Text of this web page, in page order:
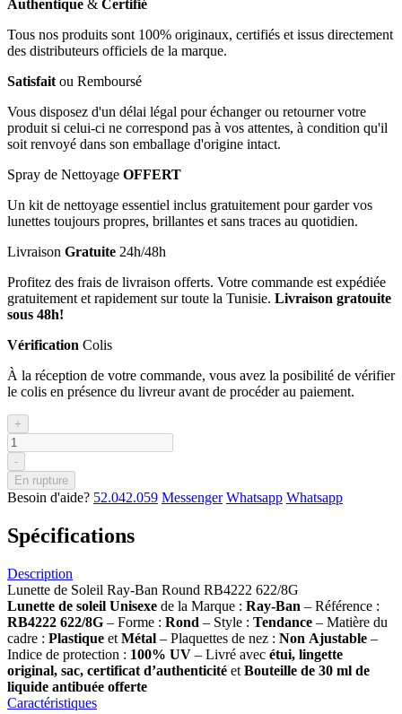
Authentique & Certifié
Tous nos produits sont 100% originaux, certifiés et issus directement
des distributeurs officiels de la marque.
Satisfait ou Remboursé
Vous disposez d'un délai légal pour échanger ou retourner votre
produit si celui-ci ne correspond pas à vos attentes, à condition qu'il
soit renvoyé dans son emballage d'origine intact.
Spray de Nettoyage OFFERT
Un kit de nettoyage essentiel inclus gratuitement pour garder vos
lunettes toujours propres, brillantes et sans traces au quotidien.
Livraison Gratuite 24h/48h
Profitez des frais de livraison offerts. Votre commande est expédiée
gratuitement et rapidement sur toute la Tunisie. Livraison gratouite
sous 48h!
Vérification Colis
À la réception de votre commande, vous avez la posibilité de vérifier
le colis en présence du livreur avant de procéder au paiement.
+
-
En rupture
Besoin d'aide? 52.042.059 Messenger Whatsapp Whatsapp
Spécifications
Description
Lunette de Soleil Ray-Ban Round RB4222 622/8G
Lunette de soleil Unisexe de la Marque : Ray-Ban – Référence :
RB4222 622/8G – Forme : Rond – Style : Tendance – Matière du
cadre : Plastique et Métal – Plaquettes de nez : Non Ajustable –
Indice de protection : 100% UV – Livré avec étui, lingette
original, sac, certificat d’authenticité et Bouteille de 30 ml de
liquide antibuée offerte
Caractéristiques